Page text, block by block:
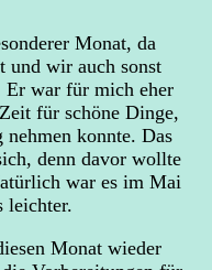
Monat, da
und wir auch sonst
Er war für mich eher
für schöne Dinge,
nehmen konnte. Das
denn davor wollte
war es im Mai
leichter.
Monat wieder